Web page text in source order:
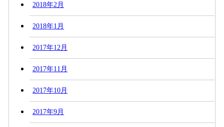
2018年2月
2018年1月
2017年12月
2017年11月
2017年10月
2017年9月